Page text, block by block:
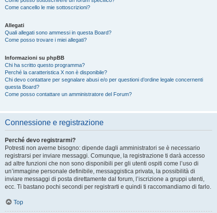
Come cancello le mie sottoscrizioni?
Allegati
Quali allegati sono ammessi in questa Board?
Come posso trovare i miei allegati?
Informazioni su phpBB
Chi ha scritto questo programma?
Perché la caratteristica X non è disponibile?
Chi devo contattare per segnalare abusi e/o per questioni d’ordine legale concernenti
questa Board?
Come posso contattare un amministratore del Forum?
Connessione e registrazione
Perché devo registrarmi?
Potresti non averne bisogno: dipende dagli amministratori se è necessario
registrarsi per inviare messaggi. Comunque, la registrazione ti darà accesso
ad altre funzioni che non sono disponibili per gli utenti ospiti come l’uso di
un’immagine personale definibile, messaggistica privata, la possibilità di
inviare messaggi di posta direttamente dal forum, l’iscrizione a gruppi utenti,
ecc. Ti bastano pochi secondi per registrarti e quindi ti raccomandiamo di farlo.
Top